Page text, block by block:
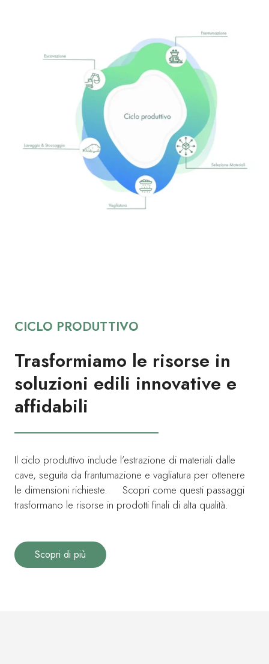
CICLO PRODUTTIVO
Trasformiamo le risorse in
soluzioni edili innovative e
affidabili
Il ciclo produttivo include l’estrazione di materiali dalle
cave, seguita da frantumazione e vagliatura per ottenere
le dimensioni richieste. Scopri come questi passaggi
trasformano le risorse in prodotti finali di alta qualità.
Scopri di più